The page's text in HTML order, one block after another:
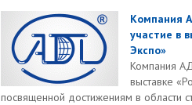
Компания
участие в
Экспо»
Компания
выставке
посвященной достижениям в области